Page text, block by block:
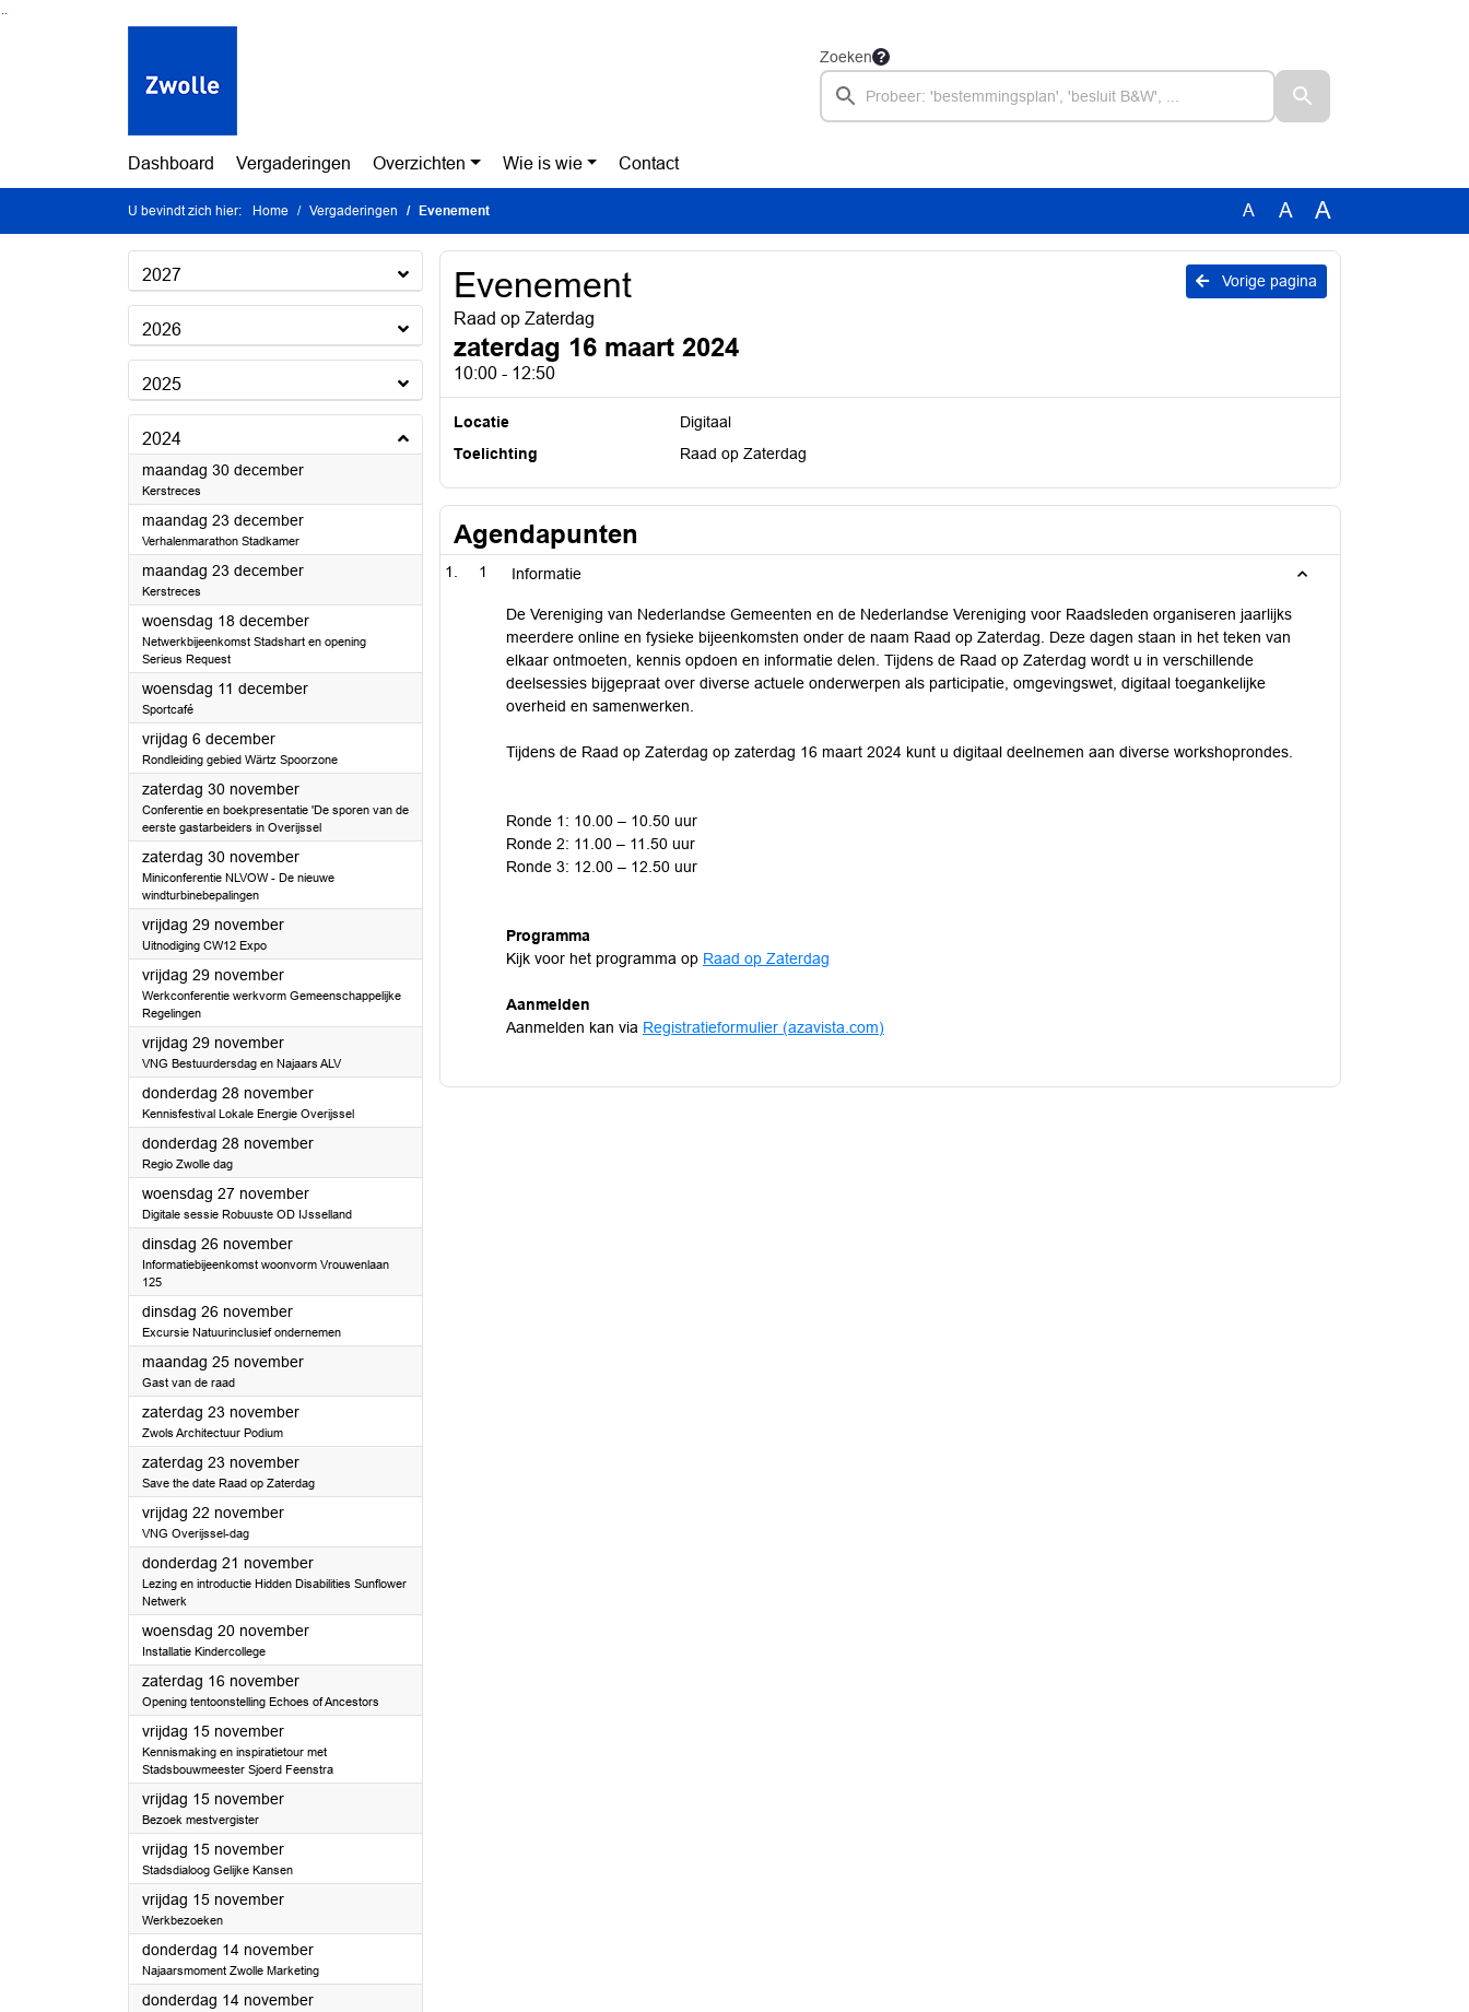
Ga naar de inhoud van deze pagina
Ga naar het zoeken
Ga naar het menu
Zoeken
Dashboard Vergaderingen Overzichten Wie is wie Contact
U bevindt zich hier: Home Vergaderingen Evenement A A A
2027
2026
2025
2024
maandag 30 december2024
Kerstreces
maandag 23 december2024
Verhalenmarathon Stadkamer
maandag 23 december2024
Kerstreces
woensdag 18 december2024
Netwerkbijeenkomst Stadshart en opening
Serieus Request
woensdag 11 december2024
Sportcafé
vrijdag 6 december2024
Rondleiding gebied Wärtz Spoorzone
zaterdag 30 november2024
Conferentie en boekpresentatie 'De sporen van de
eerste gastarbeiders in Overijssel
zaterdag 30 november2024
Miniconferentie NLVOW - De nieuwe
windturbinebepalingen
vrijdag 29 november2024
Uitnodiging CW12 Expo
vrijdag 29 november2024
Werkconferentie werkvorm Gemeenschappelijke
Regelingen
vrijdag 29 november2024
VNG Bestuurdersdag en Najaars ALV
donderdag 28 november2024
Kennisfestival Lokale Energie Overijssel
donderdag 28 november2024
Regio Zwolle dag
woensdag 27 november2024
Digitale sessie Robuuste OD IJsselland
dinsdag 26 november2024
Informatiebijeenkomst woonvorm Vrouwenlaan
125
dinsdag 26 november2024
Excursie Natuurinclusief ondernemen
maandag 25 november2024
Gast van de raad
zaterdag 23 november2024
Zwols Architectuur Podium
zaterdag 23 november2024
Save the date Raad op Zaterdag
vrijdag 22 november2024
VNG Overijssel-dag
donderdag 21 november2024
Lezing en introductie Hidden Disabilities Sunflower
Netwerk
woensdag 20 november2024
Installatie Kindercollege
zaterdag 16 november2024
Opening tentoonstelling Echoes of Ancestors
vrijdag 15 november2024
Kennismaking en inspiratietour met
Stadsbouwmeester Sjoerd Feenstra
vrijdag 15 november2024
Bezoek mestvergister
vrijdag 15 november2024
Stadsdialoog Gelijke Kansen
vrijdag 15 november2024
Werkbezoeken
donderdag 14 november2024
Najaarsmoment Zwolle Marketing
donderdag 14 november2024
Vorige pagina
Evenement
Raad op Zaterdag
zaterdag 16 maart 2024
10:00 - 12:50
Locatie
Digitaal
Toelichting
Raad op Zaterdag
Agendapunten
1 Informatie
De Vereniging van Nederlandse Gemeenten en de Nederlandse Vereniging voor Raadsleden organiseren jaarlijks
meerdere online en fysieke bijeenkomsten onder de naam Raad op Zaterdag. Deze dagen staan in het teken van
elkaar ontmoeten, kennis opdoen en informatie delen. Tijdens de Raad op Zaterdag wordt u in verschillende
deelsessies bijgepraat over diverse actuele onderwerpen als participatie, omgevingswet, digitaal toegankelijke
overheid en samenwerken.
Tijdens de Raad op Zaterdag op zaterdag 16 maart 2024 kunt u digitaal deelnemen aan diverse workshoprondes.
Ronde 1: 10.00 – 10.50 uur
Ronde 2: 11.00 – 11.50 uur
Ronde 3: 12.00 – 12.50 uur
Programma
Kijk voor het programma op Raad op Zaterdag
Aanmelden
Aanmelden kan via Registratieformulier (azavista.com)